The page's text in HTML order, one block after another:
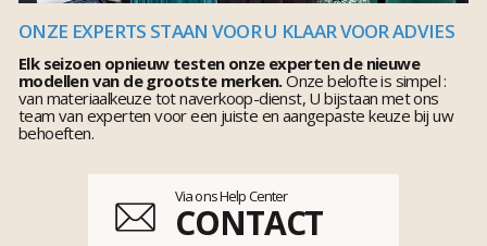
ONZE EXPERTS STAAN VOOR U KLAAR VOOR ADVIES
Elk seizoen opnieuw testen onze experten de nieuwe
modellen van de grootste merken.Onze belofte is simpel :
van materiaalkeuze tot naverkoop-dienst, U bijstaan met ons
team van experten voor een juiste en aangepaste keuze bij uw
behoeften.
Via ons Help Center
CONTACT